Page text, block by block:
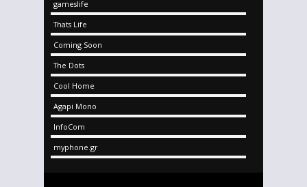
gameslife
Thats Life
Coming Soon
The Dots
Cool Home
Agapi Mono
InfoCom
myphone.gr